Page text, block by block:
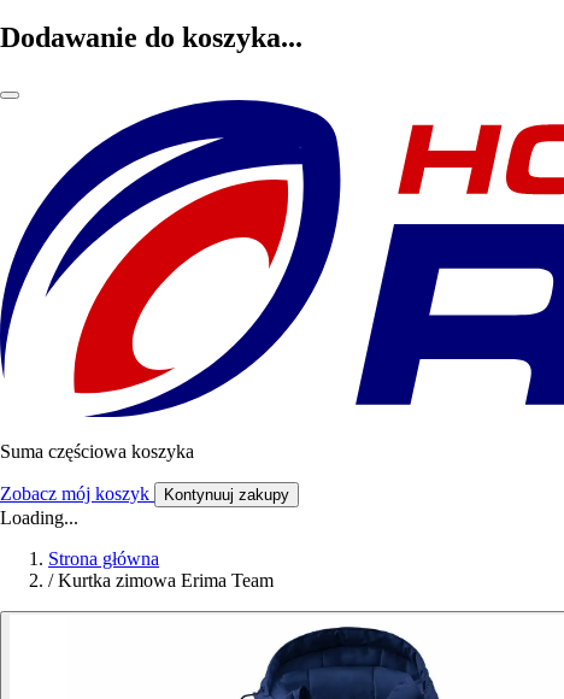
Dodawanie do koszyka...
Suma częściowa koszyka
Zobacz mój koszyk Kontynuuj zakupy
Loading...
Strona główna
/ Kurtka zimowa Erima Team